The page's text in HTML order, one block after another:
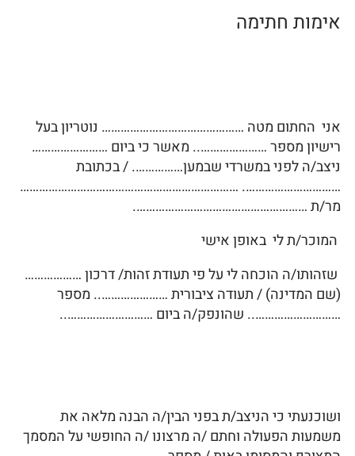
אימות חתימה
אני החתום מטה ……………………………………… נוטריון בעל
רישיון מספר ………………….. מאשר כי ביום ……………………
ניצב/ה לפני במשרדי שבמען……………. / בכתובת
…………………………. ……………………………………………………………
מר/ת ……………………………………………….
המוכר/ת לי באופן אישי
שזהותו/ה הוכחה לי על פי תעודת זהות/ דרכון ………………
(שם המדינה) / תעודה ציבורית ………………….. מספר
……………………….. שהונפק/ה ביום ………………………..
ושוכנעתי כי הניצב/ת בפני הבין/ה הבנה מלאה את
משמעות הפעולה וחתם /ה מרצונו /ה החופשי על המסמך